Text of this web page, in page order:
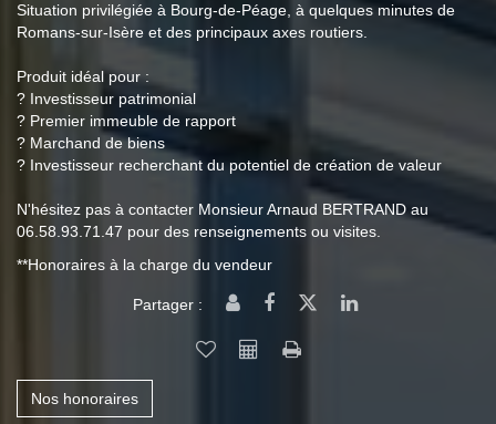
Situation privilégiée à Bourg-de-Péage, à quelques minutes de
Romans-sur-Isère et des principaux axes routiers.
Produit idéal pour :
? Investisseur patrimonial
? Premier immeuble de rapport
? Marchand de biens
? Investisseur recherchant du potentiel de création de valeur
N'hésitez pas à contacter Monsieur Arnaud BERTRAND au
06.58.93.71.47 pour des renseignements ou visites.
**Honoraires à la charge du vendeur
Partager :
Nos honoraires